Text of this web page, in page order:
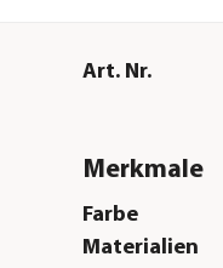
Art. Nr.
Merkmale
Farbe
Materialien